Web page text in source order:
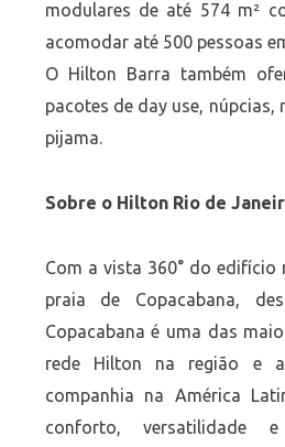
modulares de até 574 m²
acomodar até 500 pessoas
O Hilton Barra também
pacotes de day use,
pijama.
Sobre o Hilton Rio de
Com a vista 360° do
praia de Copacabana,
Copacabana é uma das
rede Hilton na região e
companhia na América
conforto, versatilidade